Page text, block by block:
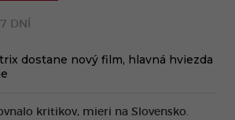
7 DNÍ
dostane nový film, hlavná hviezda
kritikov, mieri na Slovensko.